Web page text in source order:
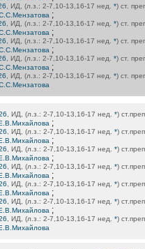
, ИД, (л.з.: 2-7,10-13,16-17 нед. *) ст.
;
, ИД, (л.з.: 2-7,10-13,16-17 нед. *) ст.
;
, ИД, (л.з.: 2-7,10-13,16-17 нед. *) ст.
;
, ИД, (л.з.: 2-7,10-13,16-17 нед. *) ст.
;
, ИД, (л.з.: 2-7,10-13,16-17 нед. *) ст.
, ИД, (л.з.: 2-7,10-13,16-17 нед. *) ст.преп.
;
, ИД, (л.з.: 2-7,10-13,16-17 нед. *) ст.преп.
;
, ИД, (л.з.: 2-7,10-13,16-17 нед. *) ст.преп.
;
, ИД, (л.з.: 2-7,10-13,16-17 нед. *) ст.преп.
;
, ИД, (л.з.: 2-7,10-13,16-17 нед. *) ст.преп.
;
, ИД, (л.з.: 2-7,10-13,16-17 нед. *) ст.преп.
;
, ИД, (л.з.: 2-7,10-13,16-17 нед. *) ст.преп.